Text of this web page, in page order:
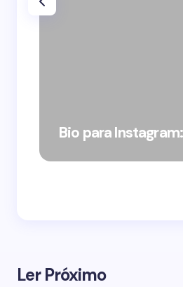
Bio para
Ler Próximo